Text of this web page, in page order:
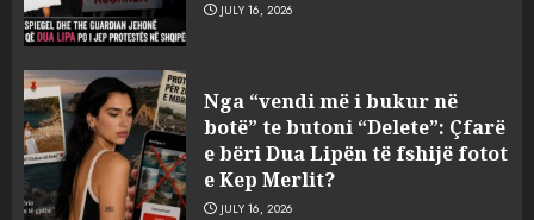
JULY 16, 2026
Nga “vendi më i bukur në
botë” te butoni “Delete”: Çfarë
e bëri Dua Lipën të fshijë fotot
e Kep Merlit?
JULY 16, 2026
3
shkrihen, nisin aksionin
kundër propozimit të
mazhorancës
AUGUST 6, 2026